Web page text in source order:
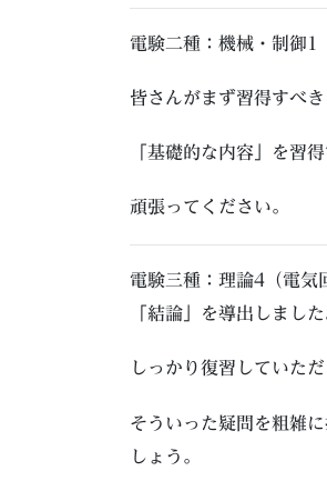
電験二種：機械・制御1
皆さんがまず習得すべ
「基礎的な内容」を習
頑張ってください。
電験三種：理論4（電気
「結論」を導出しました
しっかり復習していた
そういった疑問を粗雑
しょう。